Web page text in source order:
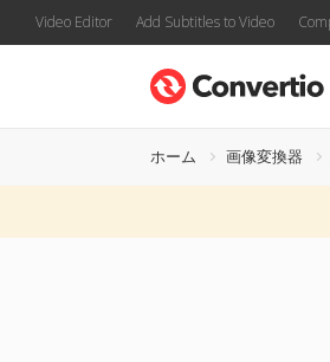
Video Editor Add Subtitles to Video
ホーム 画像変換器